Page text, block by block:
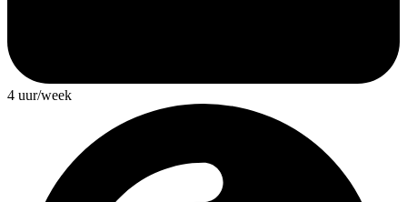
4 uur/week